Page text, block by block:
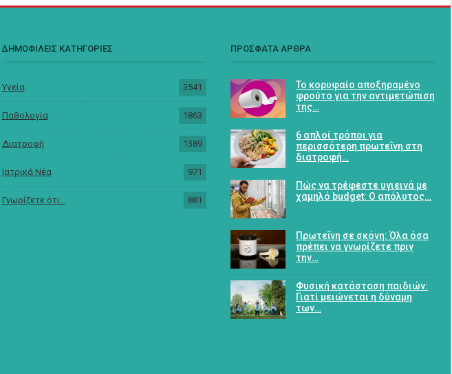
ΔΗΜΟΦΙΛΕΙΣ ΚΑΤΗΓΟΡΙΕΣ
Υγεία 3541
Παθολογία 1863
Διατροφή 1389
Ιατρικά Νέα 971
Γνωρίζετε ότι... 881
ΠΡΟΣΦΑΤΑ ΑΡΘΡΑ
Το κορυφαίο αποξηραμένο
φρούτο για την αντιμετώπιση
της…
6 απλοί τρόποι για
περισσότερη πρωτεΐνη στη
διατροφή…
Πώς να τρέφεστε υγιεινά με
χαμηλό budget: Ο απόλυτος…
Πρωτεΐνη σε σκόνη: Όλα όσα
πρέπει να γνωρίζετε πριν
την…
Φυσική κατάσταση παιδιών:
Γιατί μειώνεται η δύναμη
των…